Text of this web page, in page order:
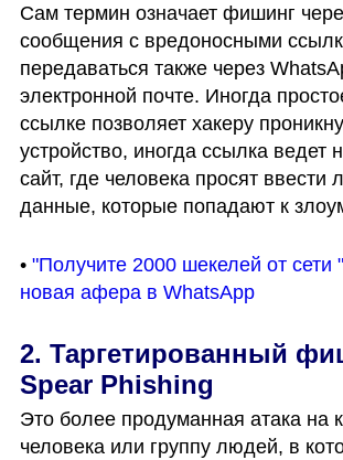
Сам термин означает фишинг
сообщения с вредоносными
передаваться также через
электронной почте. Иногда
ссылке позволяет хакеру
устройство, иногда ссылка
сайт, где человека просят ввести
• "Получите 2000 шекелей от
новая афера в WhatsApp
2. Таргетированный
Spear Phishing
Это более продуманная атака на
человека или группу людей, в